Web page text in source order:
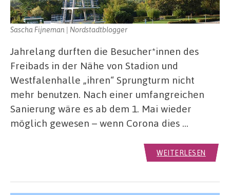
Sascha Fijneman | Nordstadtblogger
Jahrelang durften die Besucher*innen des
Freibads in der Nähe von Stadion und
Westfalenhalle „ihren“ Sprungturm nicht
mehr benutzen. Nach einer umfangreichen
Sanierung wäre es ab dem 1. Mai wieder
möglich gewesen – wenn Corona dies …
WEITERLESEN